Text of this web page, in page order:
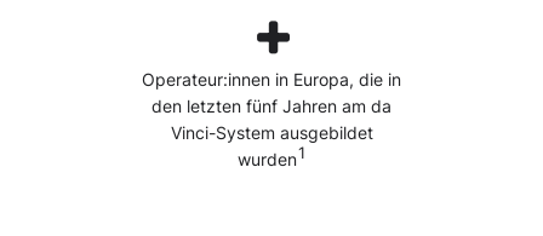
+
Operateur:innen in Europa, die in
den letzten fünf Jahren am da
Vinci-System ausgebildet
wurden1